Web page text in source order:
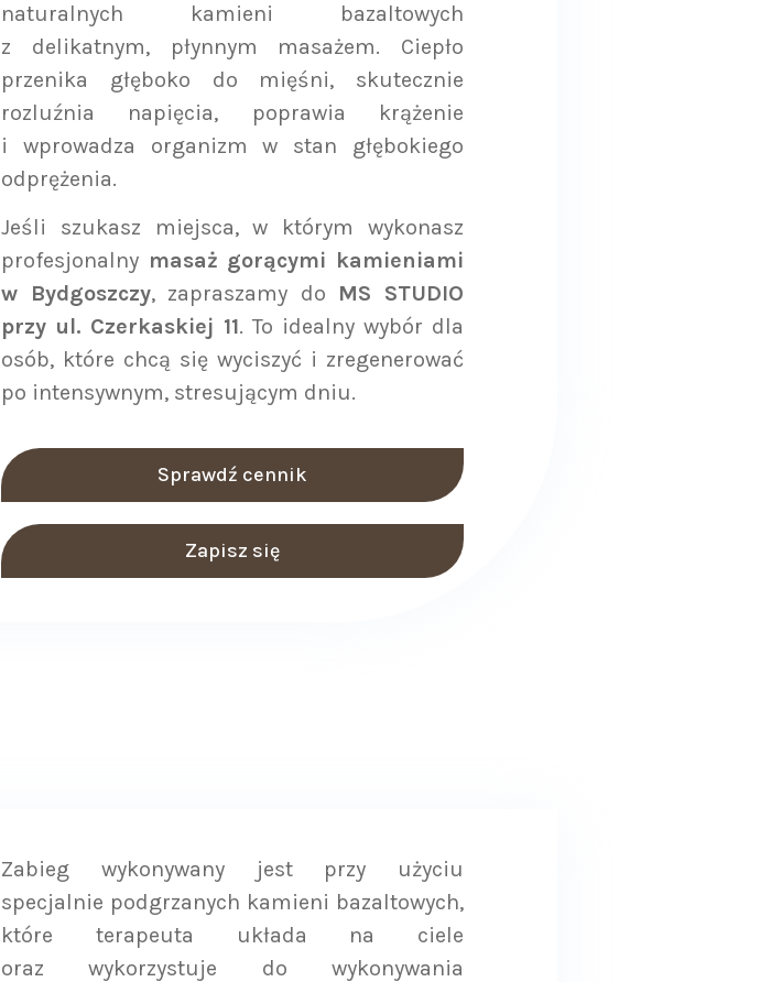
naturalnych kamieni bazaltowych
z delikatnym, płynnym masażem. Ciepło
przenika głęboko do mięśni, skutecznie
rozluźnia napięcia, poprawia krążenie
i wprowadza organizm w stan głębokiego
odprężenia.
Jeśli szukasz miejsca, w którym wykonasz
profesjonalny masaż gorącymi kamieniami
w Bydgoszczy, zapraszamy do MS STUDIO
przy ul. Czerkaskiej 11. To idealny wybór dla
osób, które chcą się wyciszyć i zregenerować
po intensywnym, stresującym dniu.
Sprawdź cennik
Zapisz się
Zabieg wykonywany jest przy użyciu
specjalnie podgrzanych kamieni bazaltowych,
które terapeuta układa na ciele
oraz wykorzystuje do wykonywania